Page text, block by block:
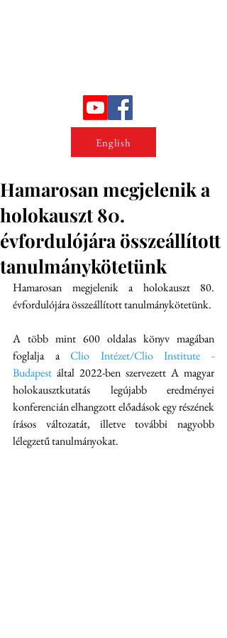
English
Hamarosan megjelenik a
holokauszt 80.
évfordulójára összeállított
tanulmánykötetünk
Hamarosan megjelenik a holokauszt 80.
évfordulójára összeállított tanulmánykötetünk.
A több mint 600 oldalas könyv magában
foglalja a Clio Intézet/Clio Institute -
Budapest által 2022-ben szervezett A magyar
holokausztkutatás legújabb eredményei
konferencián elhangzott előadások egy részének
írásos változatát, illetve további nagyobb
lélegzetű tanulmányokat.